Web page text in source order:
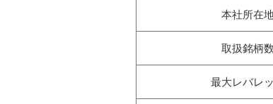
本社所在
取扱銘柄数
最大レバレ